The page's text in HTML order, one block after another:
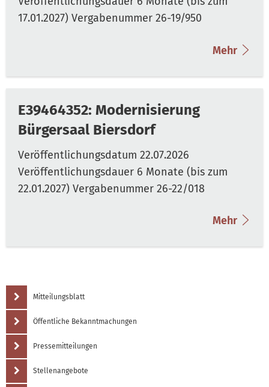
Mehr
E39464352: Modernisierung
Bürgersaal Biersdorf
Mehr
Mitteilungsblatt
Öffentliche Bekanntmachungen
Pressemitteilungen
Stellenangebote